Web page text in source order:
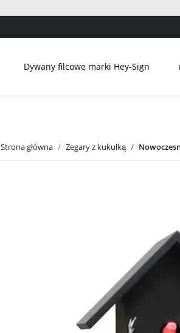
Dywany filcowe marki Hey-Sign
Strona główna Zegary z kukułką